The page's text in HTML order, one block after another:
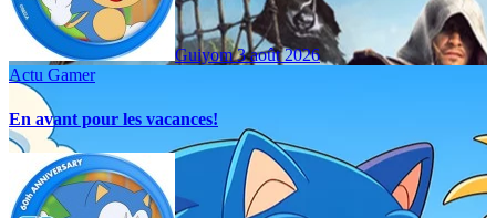
Guiyom3 août 2026
Actu Gamer
En avant pour les vacances!